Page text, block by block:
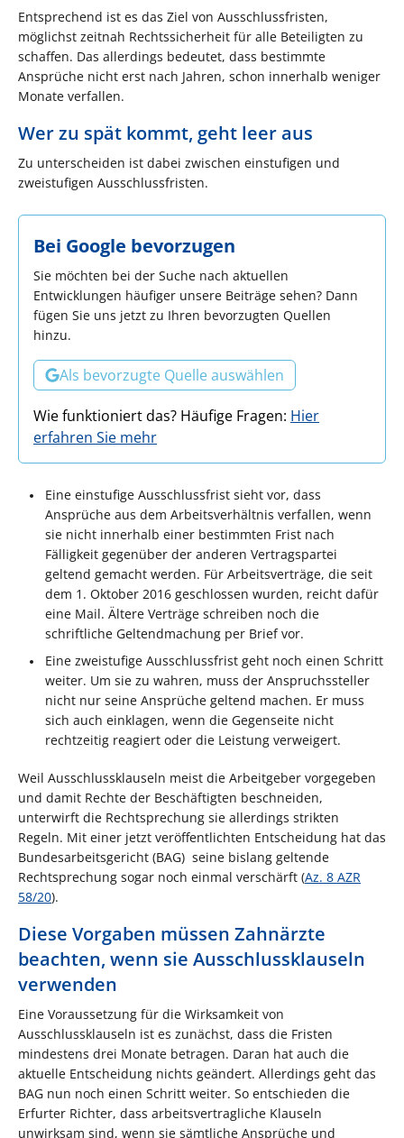
Entsprechend ist es das Ziel von Ausschlussfristen,
möglichst zeitnah Rechtssicherheit für alle Beteiligten zu
schaffen. Das allerdings bedeutet, dass bestimmte
Ansprüche nicht erst nach Jahren, schon innerhalb weniger
Monate verfallen.
Wer zu spät kommt, geht leer aus
Zu unterscheiden ist dabei zwischen einstufigen und
zweistufigen Ausschlussfristen.
Bei Google bevorzugen
Sie möchten bei der Suche nach aktuellen
Entwicklungen häufiger unsere Beiträge sehen? Dann
fügen Sie uns jetzt zu Ihren bevorzugten Quellen
hinzu.
Als bevorzugte Quelle auswählen
Wie funktioniert das? Häufige Fragen: Hier
erfahren Sie mehr
Eine einstufige Ausschlussfrist sieht vor, dass
Ansprüche aus dem Arbeitsverhältnis verfallen, wenn
sie nicht innerhalb einer bestimmten Frist nach
Fälligkeit gegenüber der anderen Vertragspartei
geltend gemacht werden. Für Arbeitsverträge, die seit
dem 1. Oktober 2016 geschlossen wurden, reicht dafür
eine Mail. Ältere Verträge schreiben noch die
schriftliche Geltendmachung per Brief vor.
Eine zweistufige Ausschlussfrist geht noch einen Schritt
weiter. Um sie zu wahren, muss der Anspruchssteller
nicht nur seine Ansprüche geltend machen. Er muss
sich auch einklagen, wenn die Gegenseite nicht
rechtzeitig reagiert oder die Leistung verweigert.
Weil Ausschlussklauseln meist die Arbeitgeber vorgegeben
und damit Rechte der Beschäftigten beschneiden,
unterwirft die Rechtsprechung sie allerdings strikten
Regeln. Mit einer jetzt veröffentlichten Entscheidung hat das
Bundesarbeitsgericht (BAG) seine bislang geltende
Rechtsprechung sogar noch einmal verschärft (Az. 8 AZR
58/20).
Diese Vorgaben müssen Zahnärzte
beachten, wenn sie Ausschlussklauseln
verwenden
Eine Voraussetzung für die Wirksamkeit von
Ausschlussklauseln ist es zunächst, dass die Fristen
mindestens drei Monate betragen. Daran hat auch die
aktuelle Entscheidung nichts geändert. Allerdings geht das
BAG nun noch einen Schritt weiter. So entschieden die
Erfurter Richter, dass arbeitsvertragliche Klauseln
unwirksam sind, wenn sie sämtliche Ansprüche und